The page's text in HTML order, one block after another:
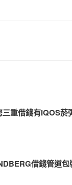
重借錢有IQOS菸
借錢管道